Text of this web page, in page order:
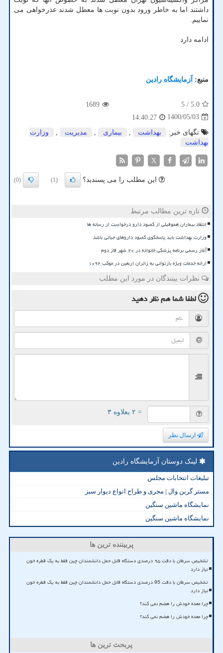
داشتند اما به خاطر ورود بدون نوبت ها معطل شدند عذرخواهی می
نماییم.
ادامه دارد
منبع: آزمایشگاه رادین
5.0
/ 5
1689
1400/05/03
14:40:27
تگهای خبر:
بهداشت بیماری مدیریت
وزارت
بهداشت
X
این مطلب را می پسندید؟ (1)
(0)
تازه ترین مطالب مرتبط
انتقاد بیماران هموفیلی از کمبود دارو درخواست از رسانه ها
وزارت بهداشت باید پاسخگوی کمبود داروهای حیاتی باشد
آغاز رسمی برنامه پزشکی خانواده در ۲۰ شهر فاز دوم
ارائه خدمات ویژه بازتوانی به زائران اربعین در موکب ۱۰۹۲
نظرات بینندگان در مورد این مطلب
لطفا شما همنظر دهید
= ۲ بعلاوه ۳
ارسال نظر
لینک دوستان آزمایشگاه رادین
تبلیغات انتخابات مجلس
مستر گرین وال | مجری و طراح انواع دیوار سبز
نمایشگاه ماشین سنگین
نمایشگاه ماشین سنگین
پربیننده ترین ها
تشخیص سرطان با دقت ۹۵ درصدی دستگاه قابل حمل دانشمندان چین فقط به یک قطره خون
نیاز دارد
تشخیص سرطان با دقت 95 درصدی دستگاه قابل حمل دانشمندان چین فقط به یک قطره خون
نیاز دارد
چرا معده خودش را هضم نمی کند؟
چرا معده خودش را هضم نمی کند؟
پربحث ترین ها